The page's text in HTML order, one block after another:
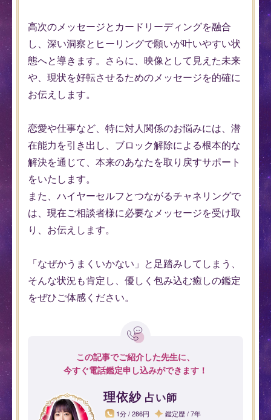
高次のメッセージとカードリーディングを融合
し、深い洞察とヒーリングで願いが叶いやすい状
態へと導きます。さらに、映像として見えた未来
や、現状を好転させるためのメッセージを的確に
お伝えします。
恋愛や仕事など、特に対人関係のお悩みには、潜
在能力を引き出し、ブロック解除による根本的な
解決を通じて、本来のあなたを取り戻すサポート
をいたします。
また、ハイヤーセルフとつながるチャネリングで
は、現在ご相談者様に必要なメッセージを受け取
り、お伝えします。
「なぜかうまくいかない」と足踏みしてしまう、
そんな状況も肯定し、優しく包み込む癒しの鑑定
をぜひご体感ください。
この記事でご紹介した先生に、
今すぐ電話鑑定申し込みができます！
理依紗 占い師
1分 / 286円 鑑定歴 / 7年